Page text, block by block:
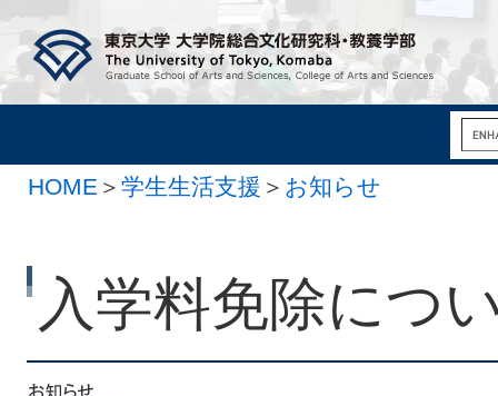
HOME ＞ 学生生活支援 ＞ お知らせ
入学料免除につ